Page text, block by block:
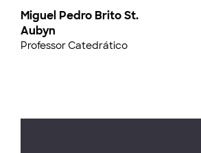
Miguel Pedro Brito St.
Aubyn
Professor Catedrático